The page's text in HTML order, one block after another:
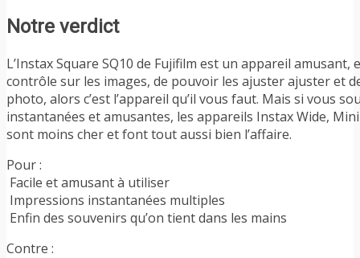
Notre verdict
L’Instax Square SQ10 de Fujifilm est un appareil
contrôle sur les images, de pouvoir les ajuster ajuster et
photo, alors c’est l’appareil qu’il vous faut. Mais si vous
instantanées et amusantes, les appareils Instax Wide,
sont moins cher et font tout aussi bien l’affaire.
Pour :
Facile et amusant à utiliser
Impressions instantanées multiples
Enfin des souvenirs qu’on tient dans les mains
Contre :